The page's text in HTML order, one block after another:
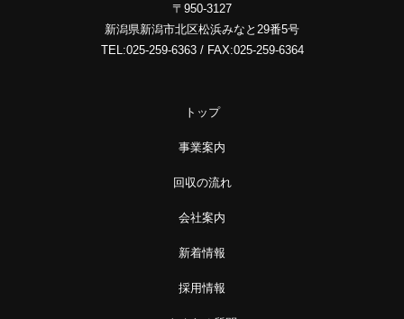
〒950-3127
新潟県新潟市北区松浜みなと29番5号
TEL:025-259-6363 / FAX:025-259-6364
トップ
事業案内
回収の流れ
会社案内
新着情報
採用情報